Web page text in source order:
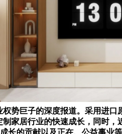
势巨子的深度报道。采用进
家居行业的快速成长，同时
的贡献以及正在、公益事业